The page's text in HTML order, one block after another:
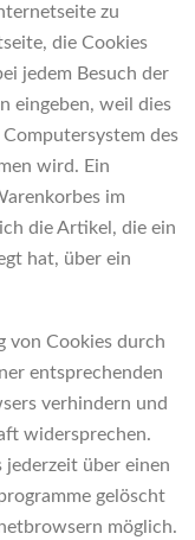
zu
die Cookies
jedem Besuch der
eingeben, weil dies
des
wird. Ein
im
die Artikel, die ein
hat, über ein
von Cookies durch
entsprechenden
verhindern und
widersprechen.
jederzeit über einen
gelöscht
möglich.